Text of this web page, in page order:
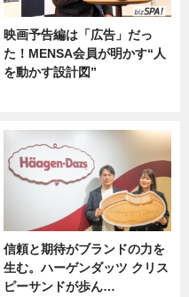
映画予告編は「広告」だっ
た！MENSA会員が明かす“人
を動かす設計図”
信頼と期待がブランドの力を
生む。ハーゲンダッツ クリス
ピーサンドが歩ん…